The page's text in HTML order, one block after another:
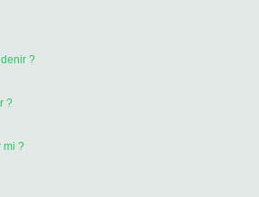
denir ?
?
mi ?